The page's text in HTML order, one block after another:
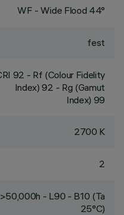
WF - Wide Flood 44°
fest
92 - Rf (Colour Fidelity
Index) 92 - Rg (Gamut
Index) 99
2700 K
2
>50,000h - L90 - B10 (Ta
25°C)